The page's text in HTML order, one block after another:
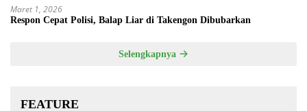
Maret 1, 2026
Respon Cepat Polisi, Balap Liar di Takengon Dibubarkan
Selengkapnya
FEATURE